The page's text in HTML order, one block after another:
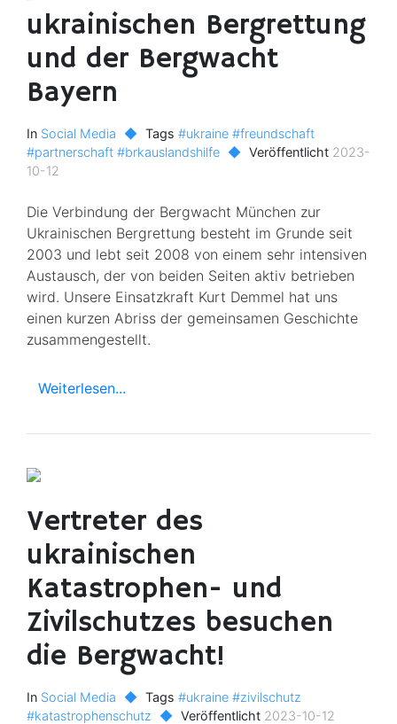
ukrainischen Bergrettung
und der Bergwacht
Bayern
In Social Media ◆ Tags #ukraine #freundschaft
#partnerschaft #brkauslandshilfe ◆ Veröffentlicht 2023-
10-12
Die Verbindung der Bergwacht München zur
Ukrainischen Bergrettung besteht im Grunde seit
2003 und lebt seit 2008 von einem sehr intensiven
Austausch, der von beiden Seiten aktiv betrieben
wird. Unsere Einsatzkraft Kurt Demmel hat uns
einen kurzen Abriss der gemeinsamen Geschichte
zusammengestellt.
Weiterlesen...
Vertreter des
ukrainischen
Katastrophen- und
Zivilschutzes besuchen
die Bergwacht!
In Social Media ◆ Tags #ukraine #zivilschutz
#katastrophenschutz ◆ Veröffentlicht 2023-10-12